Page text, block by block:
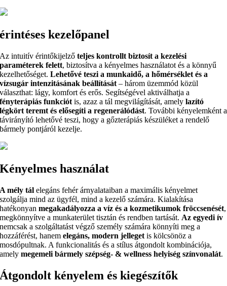
érintéses kezelőpanel
Az intuitív érintőkijelzőteljes kontrollt biztosít a kezelési
paraméterek felett, biztosítva a kényelmes használatot és a könnyű
kezelhetőséget. Lehetővé teszi a munkaidő, a hőmérséklet és a
vízsugár intenzitásának beállítását – három üzemmód közül
választhat: lágy, komfort és erős. Segítségével aktiválhatja a
fényterápiás funkciót is, azaz a tál megvilágítását, amelylazító
légkört teremt és elősegíti a regenerálódást. További kényelemként a
távirányító lehetővé teszi, hogy a gőzterápiás készüléket a rendelő
bármely pontjáról kezelje.
Kényelmes használat
A mély tál elegáns fehér árnyalataiban a maximális kényelmet
szolgálja mind az ügyfél, mind a kezelő számára. Kialakítása
hatékonyanmegakadályozza a víz és a kozmetikumok fröccsenését,
megkönnyítve a munkaterület tisztán és rendben tartását. Az egyedi ív
nemcsak a szolgáltatást végző személy számára könnyíti meg a
hozzáférést, hanemelegáns, modern jelleget is kölcsönöz a
mosdópultnak. A funkcionalitás és a stílus átgondolt kombinációja,
amelymegemeli bármely szépség- & wellness helyiség színvonalát.
Átgondolt kényelem és kiegészítők